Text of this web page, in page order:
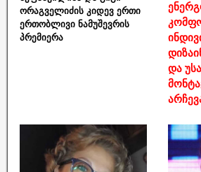
ორაგველიძის კიდევ ერთი
ერთობლივი ნამუშევრის
პრემიერა
და